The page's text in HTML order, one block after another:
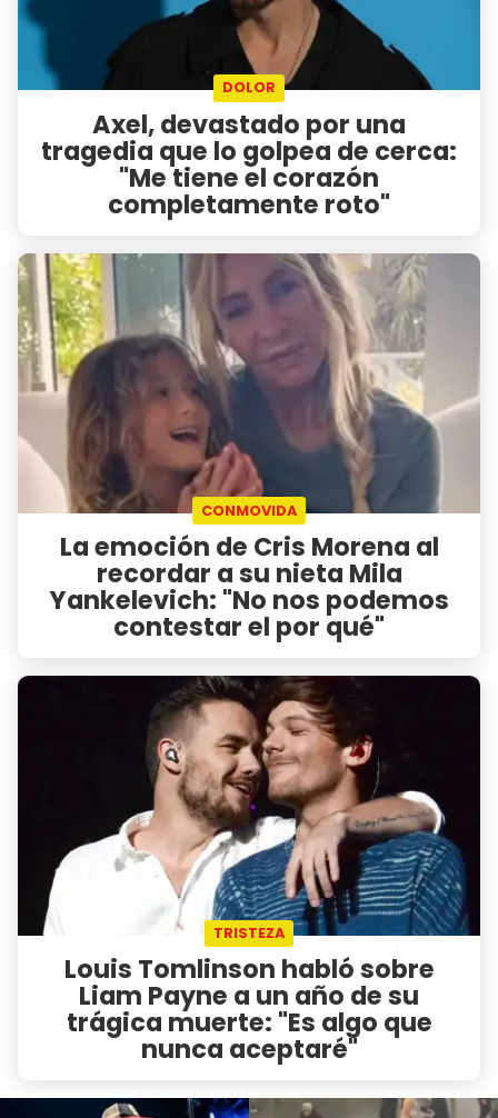
DOLOR
Axel, devastado por una
tragedia que lo golpea de cerca:
"Me tiene el corazón
completamente roto"
CONMOVIDA
La emoción de Cris Morena al
recordar a su nieta Mila
Yankelevich: "No nos podemos
contestar el por qué"
TRISTEZA
Louis Tomlinson habló sobre
Liam Payne a un año de su
trágica muerte: "Es algo que
nunca aceptaré"